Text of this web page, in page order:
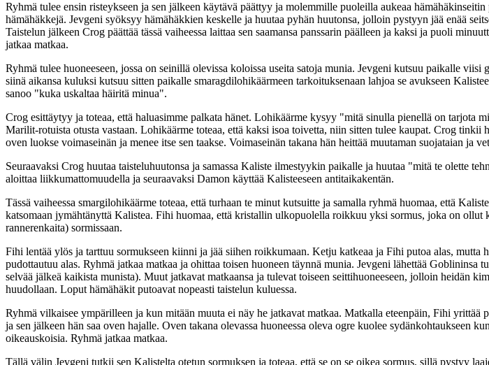
Ryhmä tulee ensin risteykseen ja sen jälkeen käytävä päättyy ja molemmille puoleilla aukeaa
hämähäkkejä. Jevgeni syöksyy hämähäkkien keskelle ja huutaa pyhän huutonsa, jolloin pystyyn jää enää
Taistelun jälkeen Crog päättää tässä vaiheessa laittaa sen saamansa panssarin päälleen ja kaksi ja puoli
jatkaa matkaa.
Ryhmä tulee huoneeseen, jossa on seinillä olevissa koloissa useita satoja munia. Jevgeni kutsuu paikalle
siinä aikansa kuluksi kutsuu sitten paikalle smaragdilohikäärmeen tarkoituksenaan lahjoa se avukseen
sanoo "kuka uskaltaa häiritä minua".
Crog esittäytyy ja toteaa, että haluasimme palkata hänet. Lohikäärme kysyy "mitä sinulla pienellä on tarjota
Marilit-rotuista otusta vastaan. Lohikäärme toteaa, että kaksi isoa toivetta, niin sitten tulee kaupat. Crog
oven luokse voimaseinän ja menee itse sen taakse. Voimaseinän takana hän heittää muutaman suojataian ja
Seuraavaksi Crog huutaa taisteluhuutonsa ja samassa Kaliste ilmestyykin paikalle ja huutaa "mitä te olette
aloittaa liikkumattomuudella ja seuraavaksi Damon käyttää Kalisteeseen antitaikakentän.
Tässä vaiheessa smargilohikäärme toteaa, että turhaan te minut kutsuitte ja samalla ryhmä huomaa, että
katsomaan jymähtänyttä Kalistea. Fihi huomaa, että kristallin ulkopuolella roikkuu yksi sormus, joka on
rannerenkaita) sormissaan.
Fihi lentää ylös ja tarttuu sormukseen kiinni ja jää siihen roikkumaan. Ketju katkeaa ja Fihi putoa alas, mutta
pudottautuu alas. Ryhmä jatkaa matkaa ja ohittaa toisen huoneen täynnä munia. Jevgeni lähettää
selvää jälkeä kaikista munista). Muut jatkavat matkaansa ja tulevat toiseen seittihuoneeseen, jolloin heidän
huudollaan. Loput hämähäkit putoavat nopeasti taistelun kuluessa.
Ryhmä vilkaisee ympärilleen ja kun mitään muuta ei näy he jatkavat matkaa. Matkalla eteenpäin, Fihi
ja sen jälkeen hän saa oven hajalle. Oven takana olevassa huoneessa oleva ogre kuolee
oikeauskoisia. Ryhmä jatkaa matkaa.
Tällä välin Jevgeni tutkii sen Kalistelta otetun sormuksen ja toteaa, että se on se oikea sormus, sillä pystyy